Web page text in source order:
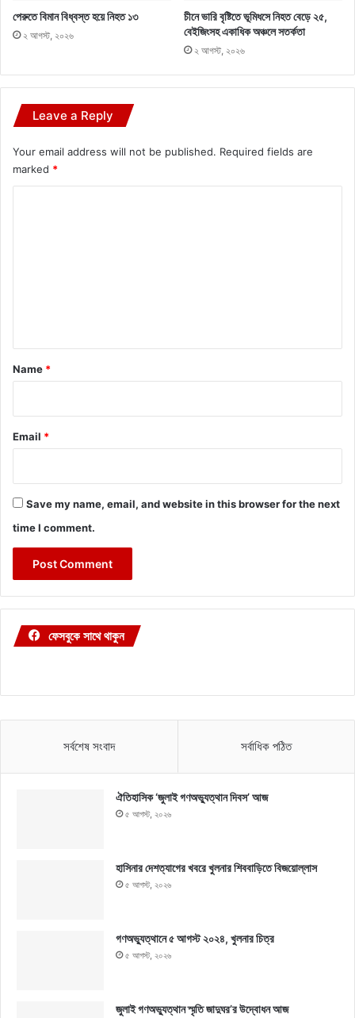
পেরুতে বিমান বিধ্বস্ত হয়ে নিহত ১৩
২ আগস্ট, ২০২৬
চীনে ভারি বৃষ্টিতে ভূমিধসে নিহত বেড়ে ২৫,
বেইজিংসহ একাধিক অঞ্চলে সতর্কতা
২ আগস্ট, ২০২৬
Leave a Reply
Your email address will not be published. Required fields are
marked *
*
Name *
Email *
Save my name, email, and website in this browser for the next
time I comment.
ফেসবুকে সাথে থাকুন
সর্বশেষ সংবাদ সর্বাধিক পঠিত
ঐতিহাসিক ‘জুলাই গণঅভ্যুত্থান দিবস’ আজ
৫ আগস্ট, ২০২৬
হাসিনার দেশত্যাগের খবরে খুলনার শিববাড়িতে বিজয়োল্লাস
৫ আগস্ট, ২০২৬
গণঅভ্যুত্থানে ৫ আগস্ট ২০২৪, খুলনার চিত্র
৫ আগস্ট, ২০২৬
জুলাই গণঅভ্যুত্থান স্মৃতি জাদুঘর’র উদ্বোধন আজ